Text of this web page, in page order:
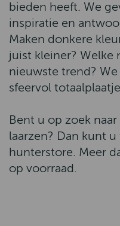
bieden heeft. We
inspiratie en
Maken donkere
juist kleiner? Welke
nieuwste trend?
sfeervol
Bent u op zoek
laarzen? Dan kunt
hunterstore. Meer
op voorraad.